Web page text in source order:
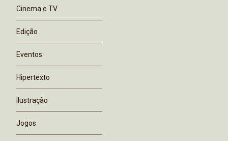
Cinema e TV
Edição
Eventos
Hipertexto
Ilustração
Jogos